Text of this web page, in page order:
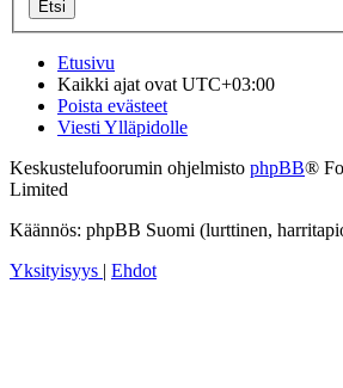
Etusivu
Kaikki ajat ovat UTC+03:00
Poista evästeet
Viesti Ylläpidolle
Keskustelufoorumin ohjelmisto phpBB®
Limited
Käännös: phpBB Suomi (lurttinen,
Yksityisyys | Ehdot